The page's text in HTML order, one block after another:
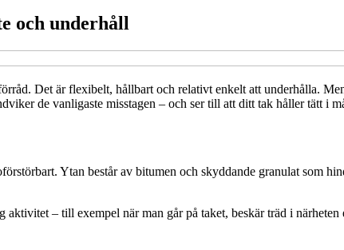
och underhåll
Det är flexibelt, hållbart och relativt enkelt att underhålla.
de vanligaste misstagen – och ser till att ditt tak håller tätt i
Ytan består av bitumen och skyddande granulat som
– till exempel när man går på taket, beskär träd i